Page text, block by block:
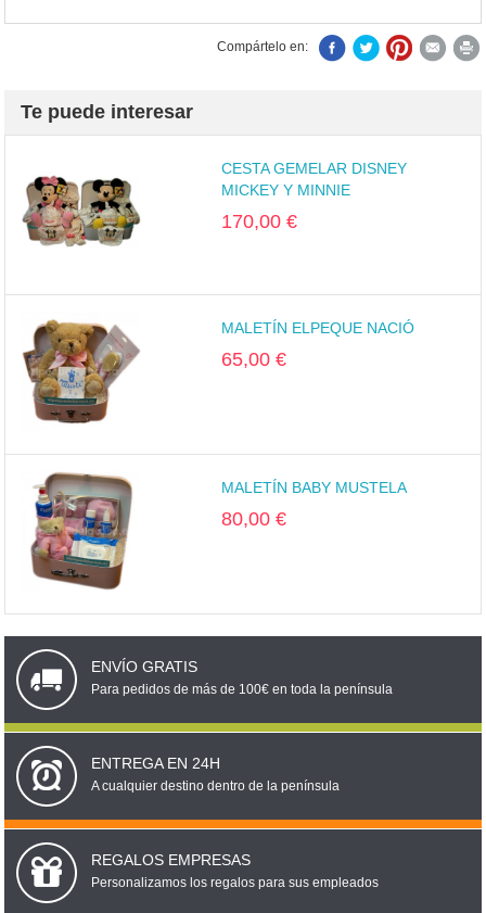
Compártelo en:
Te puede interesar
CESTA GEMELAR DISNEY
MICKEY Y MINNIE
170,00 €
MALETÍN ELPEQUE NACIÓ
65,00 €
MALETÍN BABY MUSTELA
80,00 €
ENVÍO GRATIS
Para pedidos de más de 100€ en toda la península
ENTREGA EN 24H
A cualquier destino dentro de la península
REGALOS EMPRESAS
Personalizamos los regalos para sus empleados